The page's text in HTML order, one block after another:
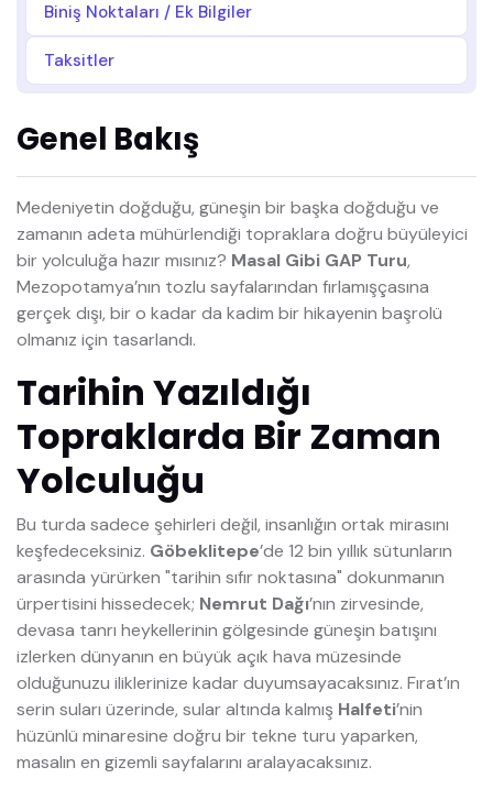
Biniş Noktaları / Ek Bilgiler
Taksitler
Genel Bakış
Medeniyetin doğduğu, güneşin bir başka doğduğu ve
zamanın adeta mühürlendiği topraklara doğru büyüleyici
bir yolculuğa hazır mısınız? Masal Gibi GAP Turu,
Mezopotamya’nın tozlu sayfalarından fırlamışçasına
gerçek dışı, bir o kadar da kadim bir hikayenin başrolü
olmanız için tasarlandı.
Tarihin Yazıldığı
Topraklarda Bir Zaman
Yolculuğu
Bu turda sadece şehirleri değil, insanlığın ortak mirasını
keşfedeceksiniz. Göbeklitepe’de 12 bin yıllık sütunların
arasında yürürken "tarihin sıfır noktasına" dokunmanın
ürpertisini hissedecek; Nemrut Dağı’nın zirvesinde,
devasa tanrı heykellerinin gölgesinde güneşin batışını
izlerken dünyanın en büyük açık hava müzesinde
olduğunuzu iliklerinize kadar duyumsayacaksınız. Fırat’ın
serin suları üzerinde, sular altında kalmış Halfeti’nin
hüzünlü minaresine doğru bir tekne turu yaparken,
masalın en gizemli sayfalarını aralayacaksınız.